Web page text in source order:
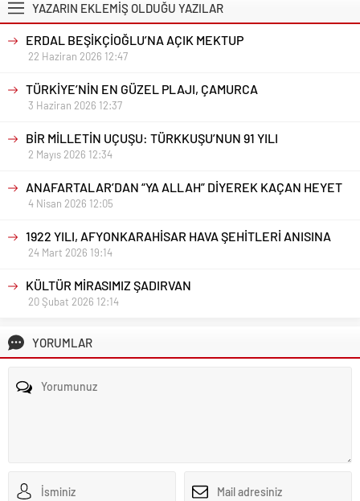
YAZARIN EKLEMİŞ OLDUĞU YAZILAR
ERDAL BEŞİKÇİOĞLU’NA AÇIK MEKTUP
22 Haziran 2026 12:47
TÜRKİYE’NİN EN GÜZEL PLAJI, ÇAMURCA
3 Haziran 2026 12:37
BİR MİLLETİN UÇUŞU: TÜRKKUŞU’NUN 91 YILI
2 Mayıs 2026 12:34
ANAFARTALAR’DAN “YA ALLAH” DİYEREK KAÇAN HEYET
4 Nisan 2026 12:05
1922 YILI, AFYONKARAHİSAR HAVA ŞEHİTLERİ ANISINA
24 Mart 2026 19:14
KÜLTÜR MİRASIMIZ ŞADIRVAN
20 Şubat 2026 12:14
YORUMLAR